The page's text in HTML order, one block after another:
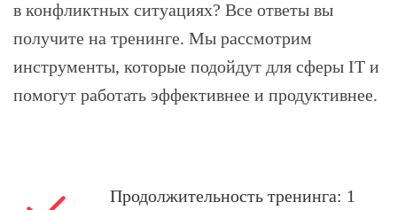
в конфликтных ситуациях? Все ответы вы
получите на тренинге. Мы рассмотрим
инструменты, которые подойдут для сферы IT и
помогут работать эффективнее и продуктивнее.
Продолжительность тренинга: 1